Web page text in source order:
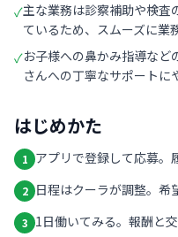
✓主な業務は診察補助や検査
ているため、スムーズに業
✓お子様への鼻かみ指導など
さんへの丁寧なサポートに
はじめかた
1 アプリで登録して応募。
2 日程はクーラが調整。希
3 1日働いてみる。報酬と